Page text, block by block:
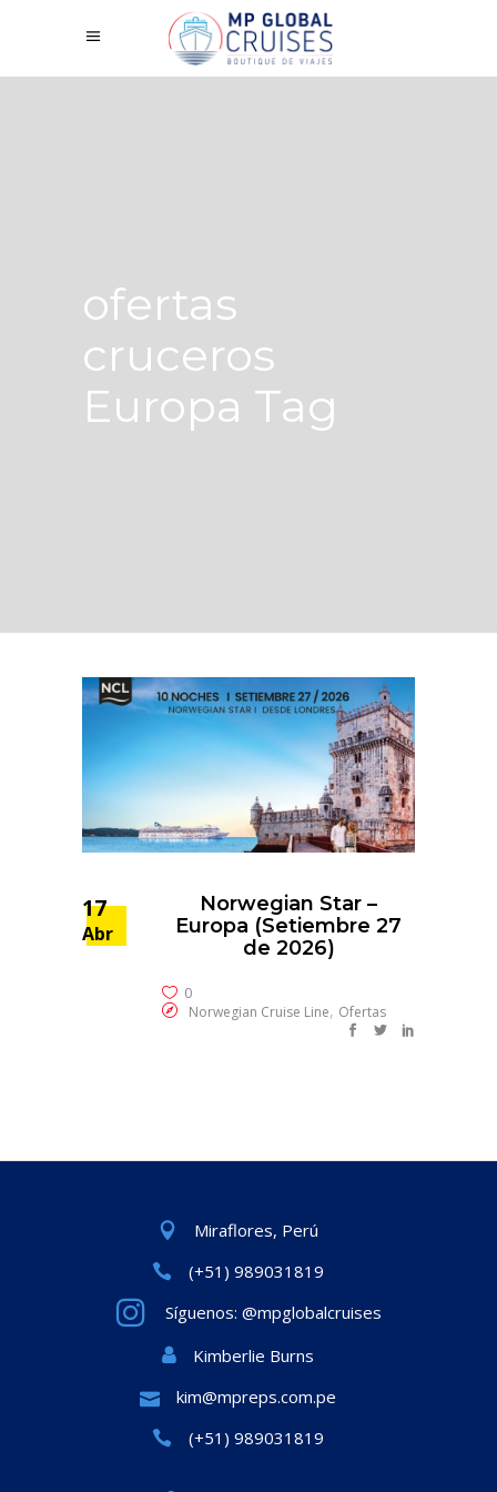
ofertas
cruceros
Europa Tag
17
Abr
Norwegian Star –
Europa (Setiembre 27
de 2026)
0
Norwegian Cruise Line, Ofertas
Miraflores, Perú
(+51) 989031819
Síguenos: @mpglobalcruises
Kimberlie Burns
kim@mpreps.com.pe
(+51) 989031819